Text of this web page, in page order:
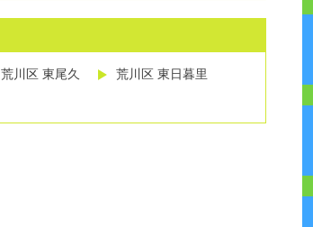
荒川区 東尾久
荒川区 東日暮里